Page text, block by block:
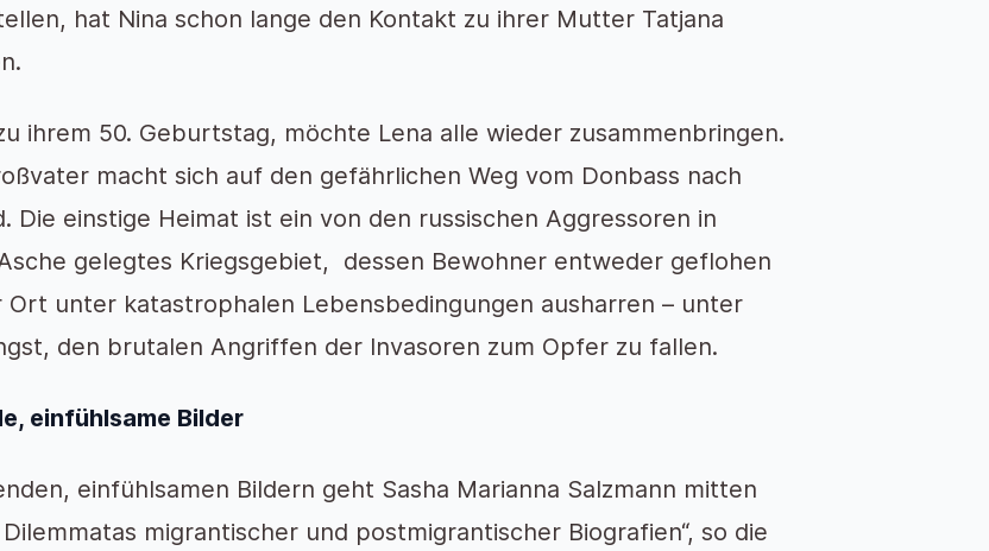
hat Nina schon lange den Kontakt zu ihrer Mutter Tatjana
ihrem 50. Geburtstag, möchte Lena alle wieder zusammenbringen.
macht sich auf den gefährlichen Weg vom Donbass nach
Die einstige Heimat ist ein von den russischen Aggressoren in
gelegtes Kriegsgebiet, dessen Bewohner entweder geflohen
Ort unter katastrophalen Lebensbedingungen ausharren – unter
den brutalen Angriffen der Invasoren zum Opfer zu fallen.
einfühlsame Bilder
einfühlsamen Bildern geht Sasha Marianna Salzmann mitten
migrantischer und postmigrantischer Biografien“, so die